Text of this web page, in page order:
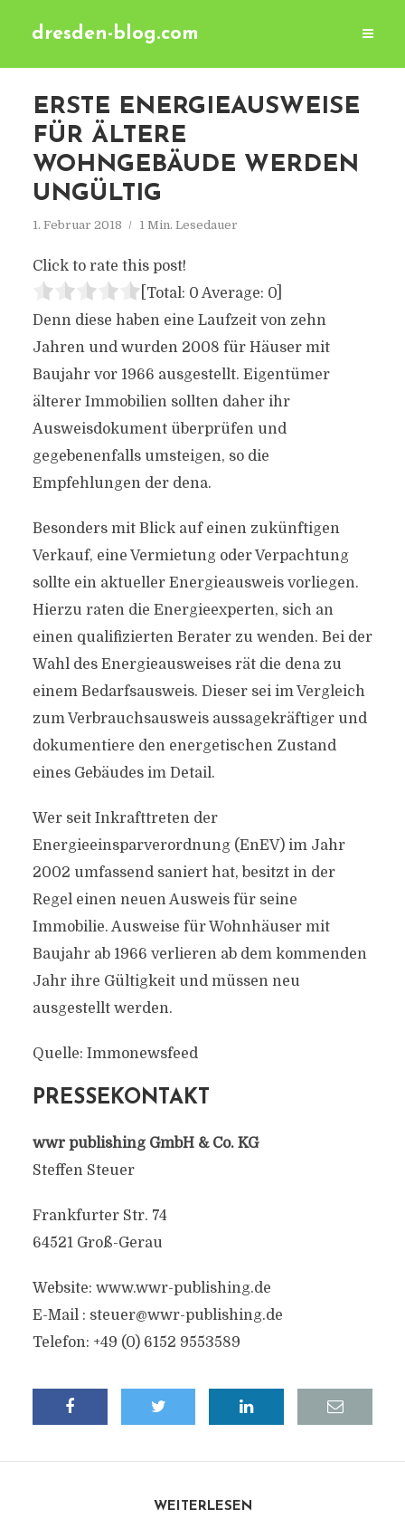
dresden-blog.com
ERSTE ENERGIEAUSWEISE
FÜR ÄLTERE
WOHNGEBÄUDE WERDEN
UNGÜLTIG
1. Februar 2018 1 Min. Lesedauer
Click to rate this post!
[Total: 0 Average: 0]
Denn diese haben eine Laufzeit von zehn
Jahren und wurden 2008 für Häuser mit
Baujahr vor 1966 ausgestellt. Eigentümer
älterer Immobilien sollten daher ihr
Ausweisdokument überprüfen und
gegebenenfalls umsteigen, so die
Empfehlungen der dena.
Besonders mit Blick auf einen zukünftigen
Verkauf, eine Vermietung oder Verpachtung
sollte ein aktueller Energieausweis vorliegen.
Hierzu raten die Energieexperten, sich an
einen qualifizierten Berater zu wenden. Bei der
Wahl des Energieausweises rät die dena zu
einem Bedarfsausweis. Dieser sei im Vergleich
zum Verbrauchsausweis aussagekräftiger und
dokumentiere den energetischen Zustand
eines Gebäudes im Detail.
Wer seit Inkrafttreten der
Energieeinsparverordnung (EnEV) im Jahr
2002 umfassend saniert hat, besitzt in der
Regel einen neuen Ausweis für seine
Immobilie. Ausweise für Wohnhäuser mit
Baujahr ab 1966 verlieren ab dem kommenden
Jahr ihre Gültigkeit und müssen neu
ausgestellt werden.
Quelle: Immonewsfeed
PRESSEKONTAKT
wwr publishing GmbH & Co. KG
Steffen Steuer
Frankfurter Str. 74
64521 Groß-Gerau
Website: www.wwr-publishing.de
E-Mail : steuer@wwr-publishing.de
Telefon: +49 (0) 6152 9553589
WEITERLESEN